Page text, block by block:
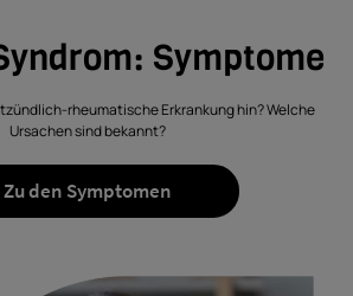
Symptome
rheumatische Erkrankung hin? Welche
Ursachen sind bekannt?
Zu den Symptomen